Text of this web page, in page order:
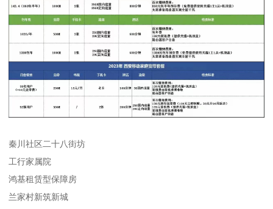
秦川社区二十八街坊
工行家属院
鸿基租赁型保障房
兰家村新筑新城